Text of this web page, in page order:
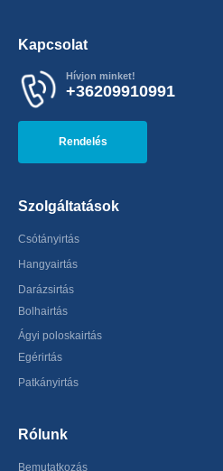
Kapcsolat
Hívjon minket!
+36209910991
Rendelés
Szolgáltatások
Csótányirtás
Hangyairtás
Darázsirtás
Bolhairtás
Ágyi poloskairtás
Egérirtás
Patkányirtás
Rólunk
Bemutatkozás